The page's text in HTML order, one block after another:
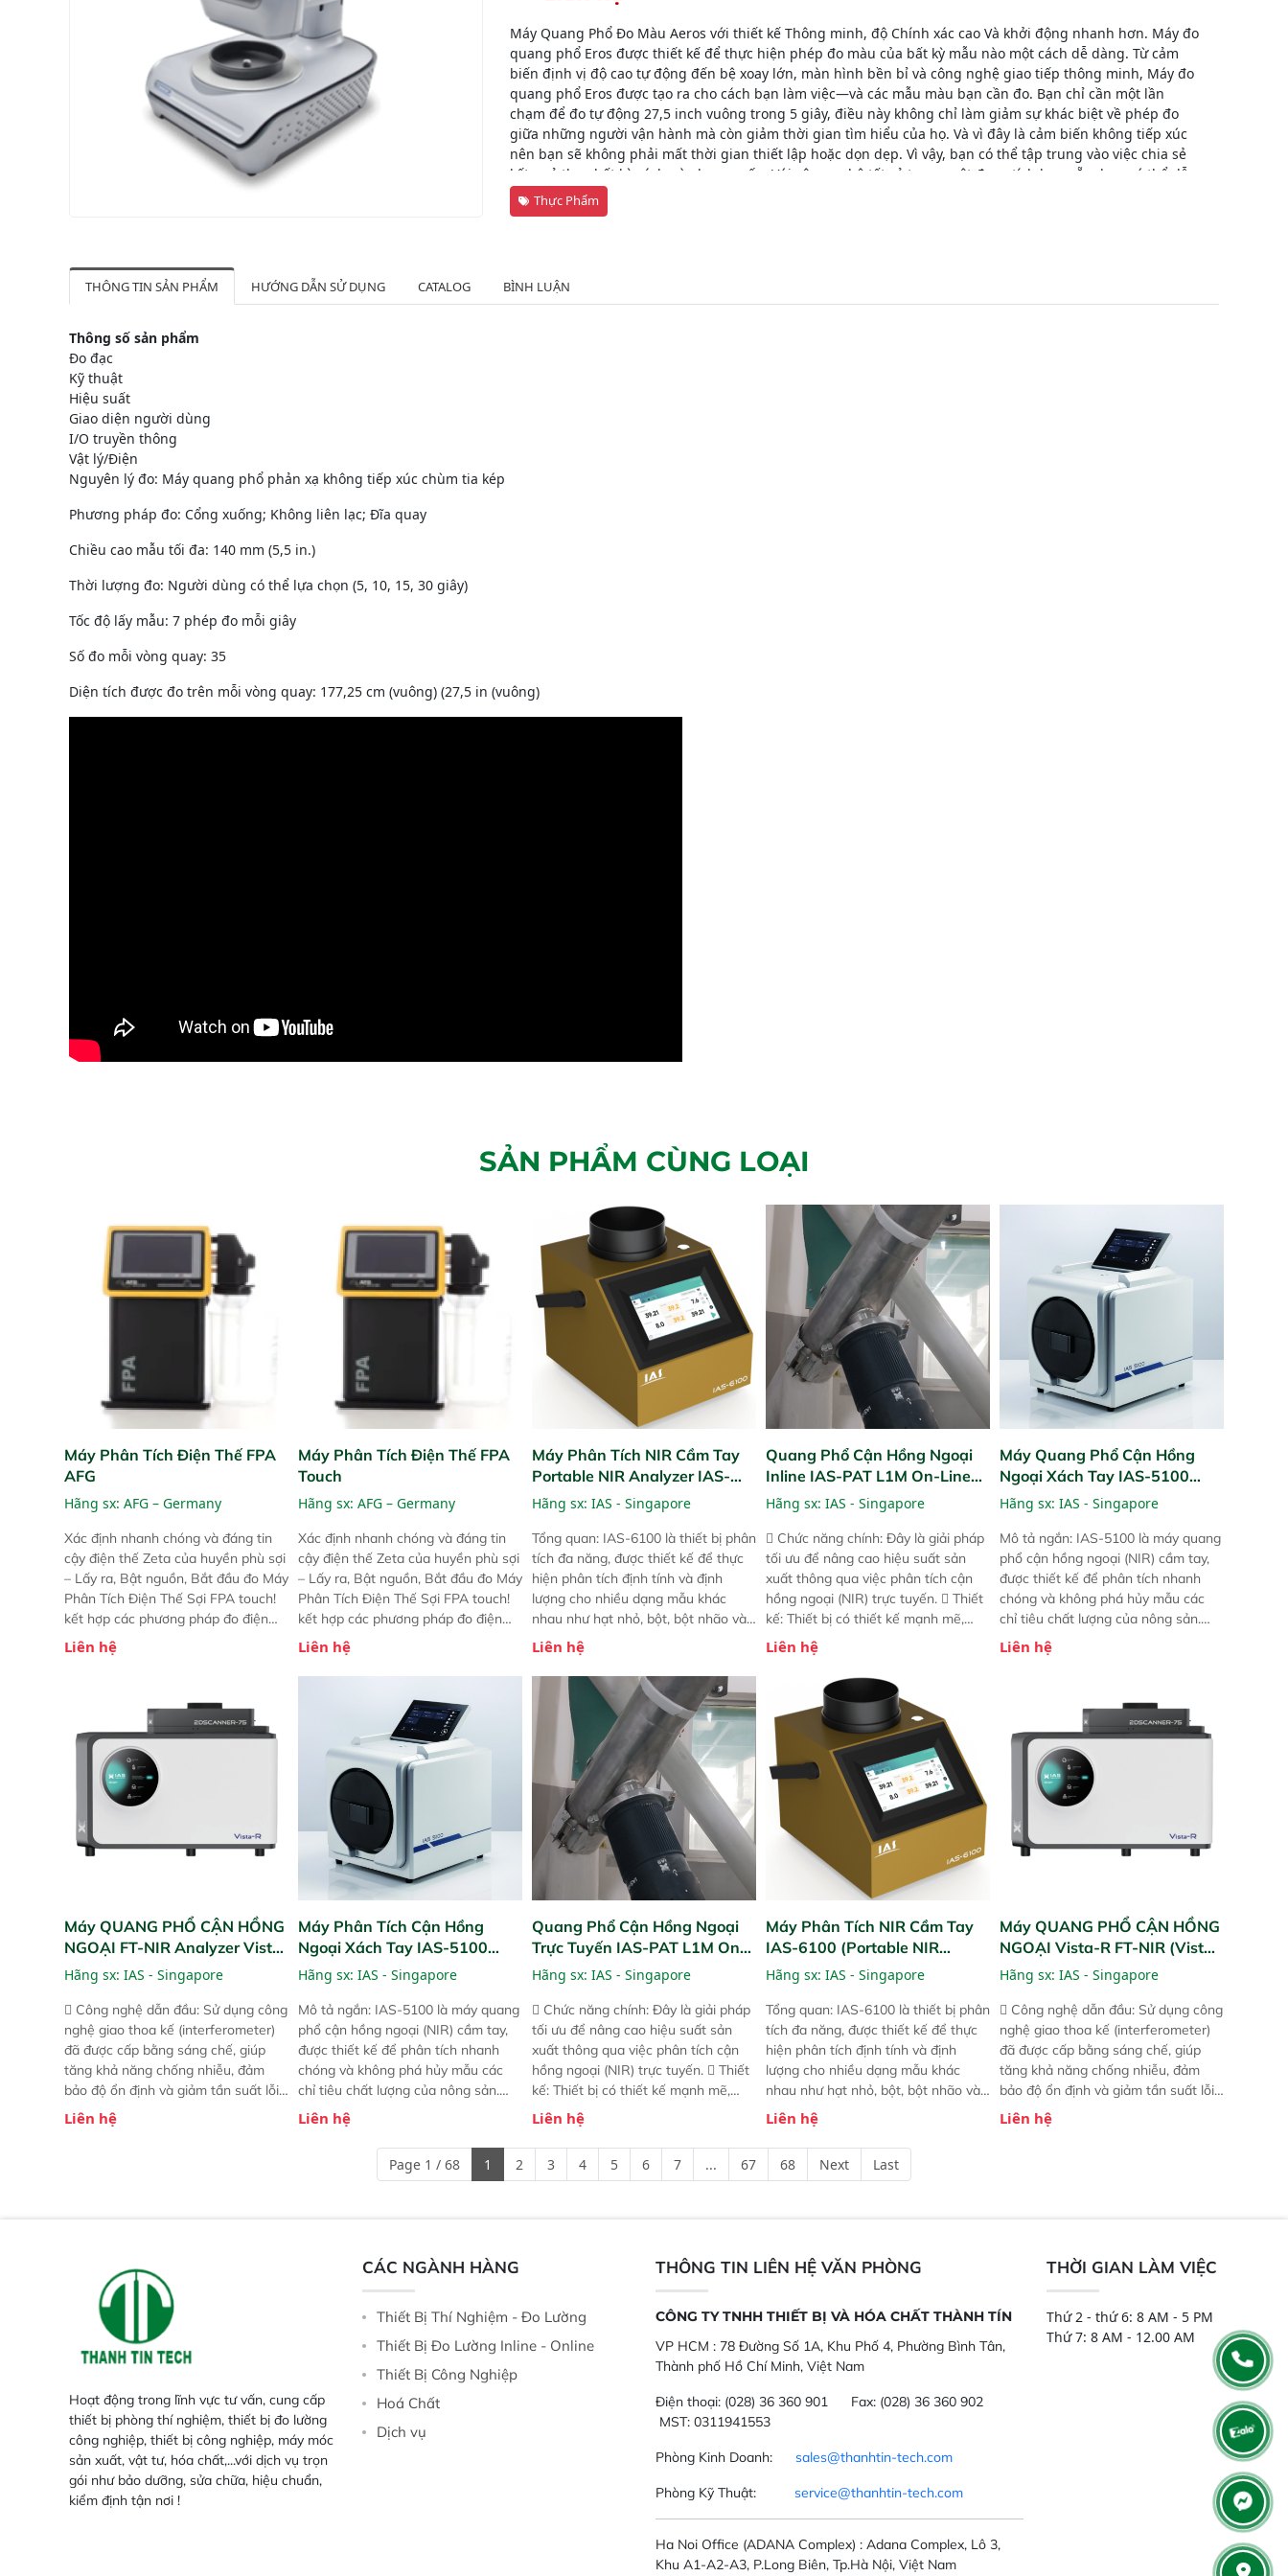
Máy Quang Phổ Đo Màu Aeros với thiết kế Thông minh, độ Chính xác cao Và khởi động nhanh hơn. Máy đo
quang phổ Eros được thiết kế để thực hiện phép đo màu của bất kỳ mẫu nào một cách dễ dàng. Từ cảm
biến định vị độ cao tự động đến bệ xoay lớn, màn hình bền bỉ và công nghệ giao tiếp thông minh, Máy đo
quang phổ Eros được tạo ra cho cách bạn làm việc—và các mẫu màu bạn cần đo. Bạn chỉ cần một lần
chạm để đo tự động 27,5 inch vuông trong 5 giây, điều này không chỉ làm giảm sự khác biệt về phép đo
giữa những người vận hành mà còn giảm thời gian tìm hiểu của họ. Và vì đây là cảm biến không tiếp xúc
nên bạn sẽ không phải mất thời gian thiết lập hoặc dọn dẹp. Vì vậy, bạn có thể tập trung vào việc chia sẻ
kết quả theo bất kỳ cách nào bạn muốn: Với công nghệ tất cả trong một được tích hợp sẵn, bạn có thể dễ
dàng in, gửi email hoặc truyền dữ liệu. Bây giờ điều đó thật thông minh.
Thực Phẩm
THÔNG TIN SẢN PHẨM HƯỚNG DẪN SỬ DỤNG CATALOG BÌNH LUẬN
Thông số sản phẩm
Đo đạc
Kỹ thuật
Hiệu suất
Giao diện người dùng
I/O truyền thông
Vật lý/Điện
Nguyên lý đo: Máy quang phổ phản xạ không tiếp xúc chùm tia kép
Phương pháp đo: Cổng xuống; Không liên lạc; Đĩa quay
Chiều cao mẫu tối đa: 140 mm (5,5 in.)
Thời lượng đo: Người dùng có thể lựa chọn (5, 10, 15, 30 giây)
Tốc độ lấy mẫu: 7 phép đo mỗi giây
Số đo mỗi vòng quay: 35
Diện tích được đo trên mỗi vòng quay: 177,25 cm (vuông) (27,5 in (vuông)
SẢN PHẨM CÙNG LOẠI
Máy Phân Tích Điện Thế FPA
AFG
Hãng sx: AFG – Germany
Xác định nhanh chóng và đáng tin
cậy điện thế Zeta của huyền phù sợi
– Lấy ra, Bật nguồn, Bắt đầu đo Máy
Phân Tích Điện Thế Sợi FPA touch!
kết hợp các phương pháp đo điện
thế Zeta đã được chứng minh với sự
đơn giản tuyệt vời trong thao tác và
trước đó. Nhưng so với các phiên
bản trước, FPA touch! nhỏ hơn và
nhẹ hơn đáng kể, đồng thời được
nâng cấp với các tính năng mới.
Liên hệ
Máy Phân Tích Điện Thế FPA
Touch
Hãng sx: AFG – Germany
Xác định nhanh chóng và đáng tin
cậy điện thế Zeta của huyền phù sợi
– Lấy ra, Bật nguồn, Bắt đầu đo Máy
Phân Tích Điện Thế Sợi FPA touch!
kết hợp các phương pháp đo điện
thế Zeta đã được chứng minh với sự
đơn giản tuyệt vời trong thao tác và
vận hành của các phiên bản FPA
trước đó. Nhưng so với các phiên
bản trước, FPA touch! nhỏ hơn và
nhẹ hơn đáng kể, đồng thời được
nâng cấp với các tính năng mới.
Liên hệ
Máy Phân Tích NIR Cầm Tay
Portable NIR Analyzer IAS-
6100
Hãng sx: IAS - Singapore
Tổng quan: IAS-6100 là thiết bị phân
tích đa năng, được thiết kế để thực
hiện phân tích định tính và định
lượng cho nhiều dạng mẫu khác
nhau như hạt nhỏ, bột, bột nhão và
chất lỏng. Thiết bị này cho phép bất
kỳ ai cũng có thể thực hiện phân tích
đa thành phần chỉ với một nút bấm
đơn giản, mọi lúc, mọi nơi. Chuyên
dùng : phân tích mẫu nguyên liệu
thức ăn chăn nuôi, nguyên liệu thực
phẩm, nông sản,..
Liên hệ
Quang Phổ Cận Hồng Ngoại
Inline IAS-PAT L1M On-Line
NIR
Hãng sx: IAS - Singapore
 Chức năng chính: Đây là giải pháp
tối ưu để nâng cao hiệu suất sản
xuất thông qua việc phân tích cận
hồng ngoại (NIR) trực tuyến.  Thiết
kế: Thiết bị có thiết kế mạnh mẽ,
mô-đun hóa, hỗ trợ tản nhiệt tăng
cường và đã qua kiểm tra áp suất
nghiêm ngặt.  Cam kết: Mang lại
khả năng theo dõi thông số theo
thời gian thực và trực quan hóa dữ
liệu để tăng chỉ số ROI cho doanh
nghiệp.
Liên hệ
Máy Quang Phổ Cận Hồng
Ngoại Xách Tay IAS-5100
Portable NIR Analyzer
Hãng sx: IAS - Singapore
Mô tả ngắn: IAS-5100 là máy quang
phổ cận hồng ngoại (NIR) cầm tay,
được thiết kế để phân tích nhanh
chóng và không phá hủy mẫu các
chỉ tiêu chất lượng của nông sản.
Phạm vi sử dụng: Thiết bị linh hoạt
cho nhiều kịch bản khác nhau như
xuất hoặc trực tiếp ngoài đồng
Liên hệ
Máy QUANG PHỔ CẬN HỒNG
NGOẠI FT-NIR Analyzer Vista-
R
Hãng sx: IAS - Singapore
 Công nghệ dẫn đầu: Sử dụng công
nghệ giao thoa kế (interferometer)
đã được cấp bằng sáng chế, giúp
tăng khả năng chống nhiễu, đảm
bảo độ ổn định và giảm tần suất lỗi.
 Phạm vi ứng dụng rộng: Đáp ứng
nhu cầu kiểm tra đa dạng mẫu mã
Liên hệ
Máy Phân Tích Cận Hồng
Ngoại Xách Tay IAS-5100
(Portable NIR Analyzer)
Hãng sx: IAS - Singapore
Mô tả ngắn: IAS-5100 là máy quang
phổ cận hồng ngoại (NIR) cầm tay,
được thiết kế để phân tích nhanh
chóng và không phá hủy mẫu các
chỉ tiêu chất lượng của nông sản.
Phạm vi sử dụng: Thiết bị linh hoạt
cho nhiều kịch bản khác nhau như
tại điểm thu mua, trong xưởng sản
xuất hoặc trực tiếp ngoài đồng
Liên hệ
Quang Phổ Cận Hồng Ngoại
Trực Tuyến IAS-PAT L1M On-
Line NIR
Hãng sx: IAS - Singapore
 Chức năng chính: Đây là giải pháp
tối ưu để nâng cao hiệu suất sản
xuất thông qua việc phân tích cận
hồng ngoại (NIR) trực tuyến.  Thiết
kế: Thiết bị có thiết kế mạnh mẽ,
mô-đun hóa, hỗ trợ tản nhiệt tăng
cường và đã qua kiểm tra áp suất
nghiêm ngặt.  Cam kết: Mang lại
khả năng theo dõi thông số theo
Liên hệ
Máy Phân Tích NIR Cầm Tay
IAS-6100 (Portable NIR
Analyzer)
Hãng sx: IAS - Singapore
Tổng quan: IAS-6100 là thiết bị phân
tích đa năng, được thiết kế để thực
hiện phân tích định tính và định
lượng cho nhiều dạng mẫu khác
nhau như hạt nhỏ, bột, bột nhão và
chất lỏng. Thiết bị này cho phép bất
kỳ ai cũng có thể thực hiện phân tích
đa thành phần chỉ với một nút bấm
đơn giản, mọi lúc, mọi nơi. Chuyên
Liên hệ
Máy QUANG PHỔ CẬN HỒNG
NGOẠI Vista-R FT-NIR (Vista-
R FT-NIR Analyzer)
Hãng sx: IAS - Singapore
 Công nghệ dẫn đầu: Sử dụng công
nghệ giao thoa kế (interferometer)
đã được cấp bằng sáng chế, giúp
tăng khả năng chống nhiễu, đảm
bảo độ ổn định và giảm tần suất lỗi.
 Phạm vi ứng dụng rộng: Đáp ứng
nhu cầu kiểm tra đa dạng mẫu mã
Liên hệ
Page 1 / 68 1 2 3 4 5 6 7 ... 67 68 Next Last
Hoạt động trong lĩnh vực tư vấn, cung cấp
thiết bị phòng thí nghiệm, thiết bị đo lường
công nghiệp, thiết bị công nghiệp, máy móc
sản xuất, vật tư, hóa chất,...với dịch vụ trọn
gói như bảo dưỡng, sửa chữa, hiệu chuẩn,
kiểm định tận nơi !
CÁC NGÀNH HÀNG
Thiết Bị Thí Nghiệm - Đo Lường
Thiết Bị Đo Lường Inline - Online
Thiết Bị Công Nghiệp
Hoá Chất
Dịch vụ
THÔNG TIN LIÊN HỆ VĂN PHÒNG
CÔNG TY TNHH THIẾT BỊ VÀ HÓA CHẤT THÀNH TÍN
VP HCM : 78 Đường Số 1A, Khu Phố 4, Phường Bình Tân,
Thành phố Hồ Chí Minh, Việt Nam
Điện thoại: (028) 36 360 901 Fax: (028) 36 360 902
MST: 0311941553
Phòng Kinh Doanh: sales@thanhtin-tech.com
Phòng Kỹ Thuật: service@thanhtin-tech.com
Ha Noi Office (ADANA Complex) : Adana Complex, Lô 3,
Khu A1-A2-A3, P.Long Biên, Tp.Hà Nội, Việt Nam
THỜI GIAN LÀM VIỆC
Thứ 2 - thứ 6: 8 AM - 5 PM
Thứ 7: 8 AM - 12.00 AM